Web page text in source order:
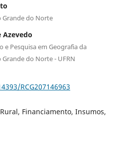
Grande do Norte
Azevedo
e Pesquisa em Geografia da
do Norte - UFRN
RCG207146963
Financiamento, Insumos,